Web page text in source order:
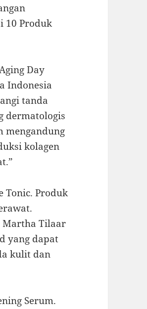
10 Produk
Day
Indonesia
tanda
dermatologis
mengandung
kolagen
Tonic. Produk
Martha Tilaar
yang dapat
kulit dan
Serum.